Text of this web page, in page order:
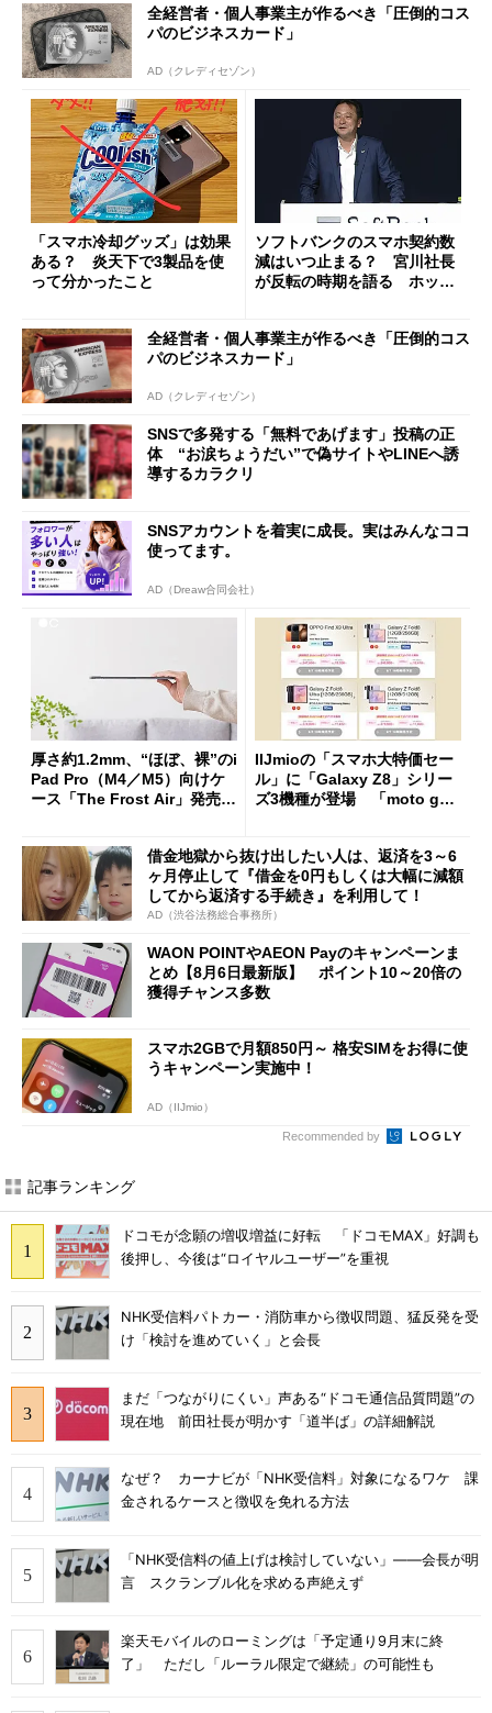
全経営者・個人事業主が作るべき「圧倒的コス
パのビジネスカード」
AD（クレディセゾン）
「スマホ冷却グッズ」は効果
ある？ 炎天下で3製品を使
って分かったこと
ソフトバンクのスマホ契約数
減はいつ止まる？ 宮川社長
が反転の時期を語る ホッピ
全経営者・個人事業主が作るべき「圧倒的コス
パのビジネスカード」
AD（クレディセゾン）
SNSで多発する「無料であげます」投稿の正
体 “お涙ちょうだい”で偽サイトやLINEへ誘
導するカラクリ
SNSアカウントを着実に成長。実はみんなココ
使ってます。
AD（Dreaw合同会社）
厚さ約1.2mm、“ほぼ、裸”のi
Pad Pro（M4／M5）向けケ
ース「The Frost Air」発売
IIJmioの「スマホ大特価セー
ル」に「Galaxy Z8」シリー
ズ3機種が登場 「moto g37
借金地獄から抜け出したい人は、返済を3～6
ヶ月停止して『借金を0円もしくは大幅に減額
してから返済する手続き』を利用して！
AD（渋谷法務総合事務所）
WAON POINTやAEON Payのキャンペーンま
とめ【8月6日最新版】 ポイント10～20倍の
獲得チャンス多数
スマホ2GBで月額850円～ 格安SIMをお得に使
うキャンペーン実施中！
AD（IIJmio）
Recommended by
記事ランキング
ドコモが念願の増収増益に好転 「ドコモMAX」好調も
後押し、今後は“ロイヤルユーザー”を重視
NHK受信料パトカー・消防車から徴収問題、猛反発を受
け「検討を進めていく」と会長
まだ「つながりにくい」声ある“ドコモ通信品質問題”の
現在地 前田社長が明かす「道半ば」の詳細解説
なぜ？ カーナビが「NHK受信料」対象になるワケ 課
金されるケースと徴収を免れる方法
「NHK受信料の値上げは検討していない」――会長が明
言 スクランブル化を求める声絶えず
楽天モバイルのローミングは「予定通り9月末に終
了」 ただし「ルーラル限定で継続」の可能性も